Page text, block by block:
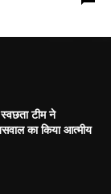
टीम ने
का किया आत्मीय